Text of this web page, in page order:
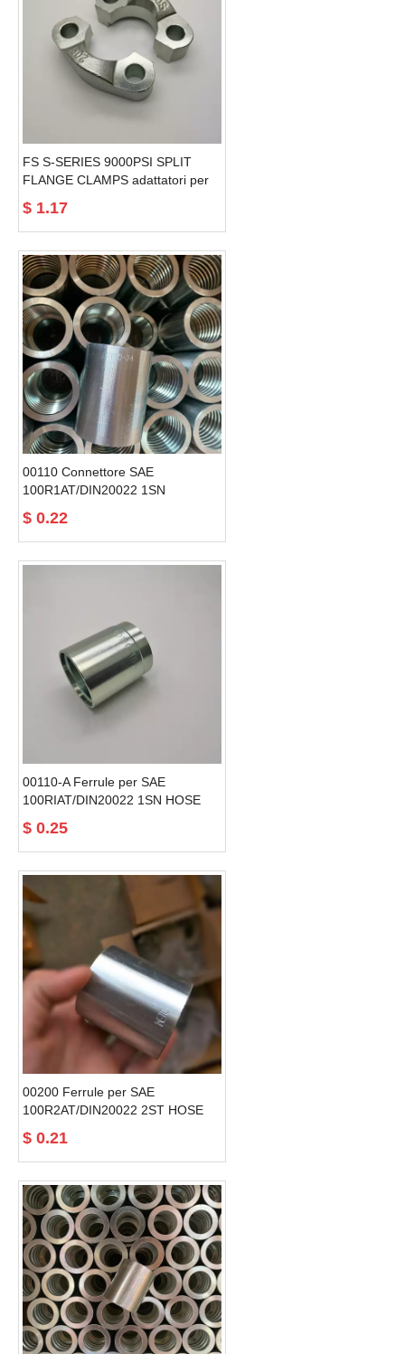
FS S-SERIES 9000PSI SPLIT
FLANGE CLAMPS adattatori per
$ 1.17
00110 Connettore SAE
100R1AT/DIN20022 1SN
casquillos
$ 0.22
00110-A Ferrule per SAE
100RIAT/DIN20022 1SN HOSE
$ 0.25
00200 Ferrule per SAE
100R2AT/DIN20022 2ST HOSE
$ 0.21